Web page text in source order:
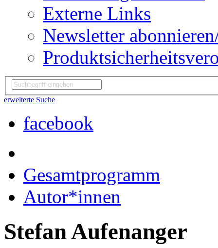
Externe Links
Newsletter
erweiterte Suche
facebook
Gesamtprogramm
Autor*innen
Stefan Aufenanger